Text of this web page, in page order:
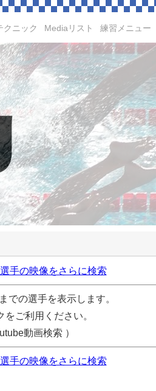
クニック Mediaリスト 練習メニュー
手の映像をさらに検索
での選手を表示します。
をご利用ください。
動画検索 ）
手の映像をさらに検索